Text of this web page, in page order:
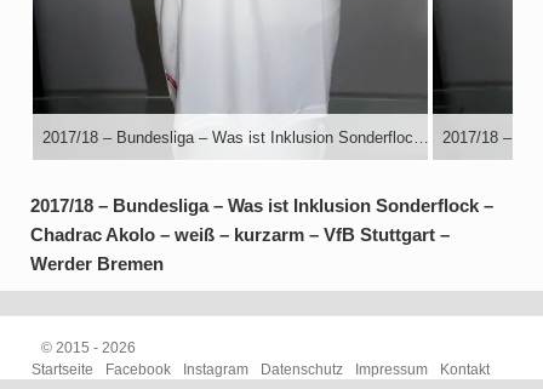
2017/18 – Bundesliga – Was ist Inklusion Sonderflock –
Chadrac Akolo – weiß – kurzarm – VfB Stuttgart –
Werder Bremen
© 2015 - 2026
Startseite
Facebook Instagram Datenschutz Impressum Kontakt